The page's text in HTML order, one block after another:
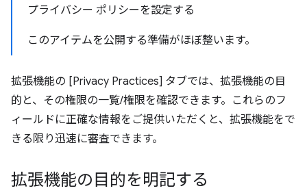
プライバシー ポリシーを設定する
このアイテムを公開する準備がほぼ整います。
拡張機能の [Privacy Practices] タブでは、拡張機能の目
的と、その権限の一覧/権限を確認できます。これらのフ
ィールドに正確な情報をご提供いただくと、拡張機能をで
きる限り迅速に審査できます。
拡張機能の目的を明記する